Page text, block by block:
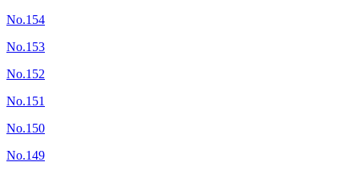
No.154
No.153
No.152
No.151
No.150
No.149